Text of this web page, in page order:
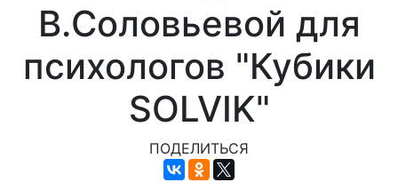
В.Соловьевой для
психологов "Кубики
SOLVIK"
ПОДЕЛИТЬСЯ